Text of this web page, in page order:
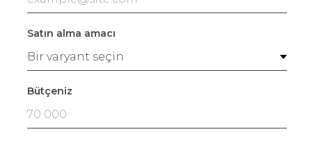
Satın alma amacı
Bütçeniz